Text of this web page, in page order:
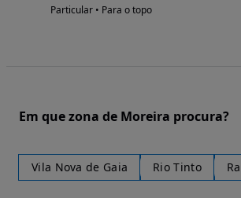
Particular • Para o topo
Em que zona de Moreira procura?
Vila Nova de Gaia Rio Tinto